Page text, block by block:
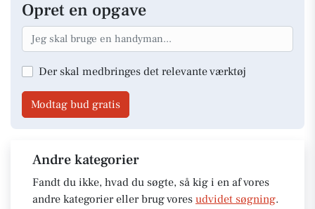
Opret en opgave
Der skal medbringes det relevante værktøj
Modtag bud gratis
Andre kategorier
Fandt du ikke, hvad du søgte, så kig i en af vores
andre kategorier eller brug vores udvidet søgning.